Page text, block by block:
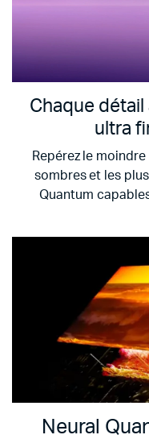
Chaque
ultra
Repérez le
sombres et les
Quantum
Neural